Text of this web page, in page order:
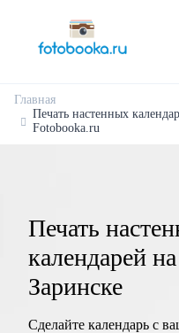
Главная
Печать настенных
Fotobooka.ru
Печать
календарей
Заринске
Сделайте календарь с